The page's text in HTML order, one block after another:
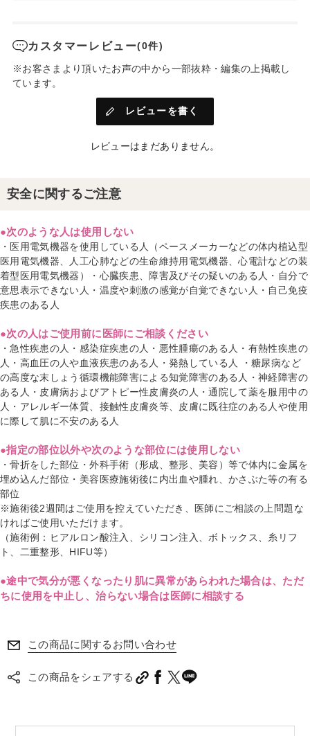
カスタマーレビュー(0件)
※お客さまより頂いたお声の中から一部抜粋・編集の上掲載し
ています。
レビューを書く
レビューはまだありません。
安全に関するご注意
●次のような人は使用しない
・医用電気機器を使用している人（ペースメーカーなどの体内植込型
医用電気機器、人工心肺などの生命維持用電気機器、心電計などの装
着型医用電気機器）・心臓疾患、障害及びその疑いのある人・自分で
意思表示できない人・温度や刺激の感覚が自覚できない人・自己免疫
疾患のある人
●次の人はご使用前に医師にご相談ください
・急性疾患の人・感染症疾患の人・悪性腫瘍のある人・有熱性疾患の
人・高血圧の人や血液疾患のある人・発熱している人 ・糖尿病など
の高度な末しょう循環機能障害による知覚障害のある人・神経障害の
ある人・皮膚病およびアトピー性皮膚炎の人・通院して薬を服用中の
人・アレルギー体質、接触性皮膚炎等、皮膚に既往症のある人や使用
に際して肌に不安のある人
●指定の部位以外や次のような部位には使用しない
・骨折をした部位・外科手術（形成、整形、美容）等で体内に金属を
埋め込んだ部位・美容医療施術後に内出血や腫れ、かさぶた等の有る
部位
※施術後2週間はご使用を控えていただき、医師にご相談の上問題な
ければご使用いただけます。
（施術例：ヒアルロン酸注入、シリコン注入、ボトックス、糸リフ
ト、二重整形、HIFU等）
●途中で気分が悪くなったり肌に異常があらわれた場合は、ただ
ちに使用を中止し、治らない場合は医師に相談する
この商品に関するお問い合わせ
この商品をシェアする